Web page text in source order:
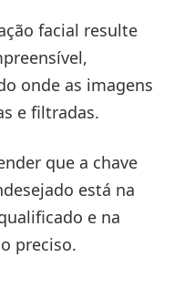
facial resulte
onde as imagens
e filtradas.
que a chave
está na
e na
preciso.